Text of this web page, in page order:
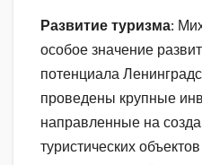
Развитие туризма:
особое значение
потенциала
проведены крупные
направленные на
туристических